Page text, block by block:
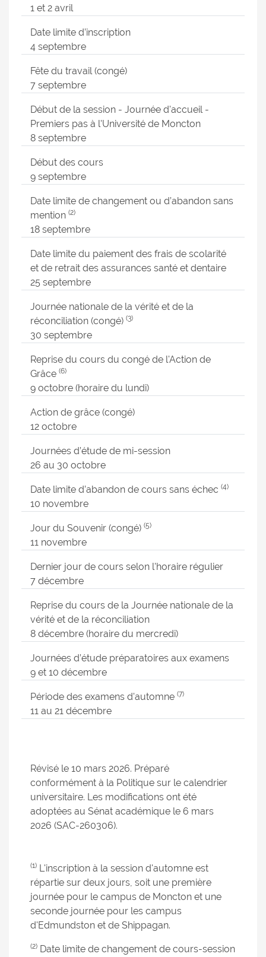
1 et 2 avril
Date limite d’inscription
4 septembre
Fête du travail (congé)
7 septembre
Début de la session - Journée d'accueil -
Premiers pas à l'Université de Moncton
8 septembre
Début des cours
9 septembre
Date limite de changement ou d’abandon sans
mention (2)
18 septembre
Date limite du paiement des frais de scolarité
et de retrait des assurances santé et dentaire
25 septembre
Journée nationale de la vérité et de la
réconciliation (congé) (3)
30 septembre
Reprise du cours du congé de l'Action de
Grâce (6)
9 octobre (horaire du lundi)
Action de grâce (congé)
12 octobre
Journées d’étude de mi-session
26 au 30 octobre
Date limite d’abandon de cours sans échec (4)
10 novembre
Jour du Souvenir (congé) (5)
11 novembre
Dernier jour de cours selon l'horaire régulier
7 décembre
Reprise du cours de la Journée nationale de la
vérité et de la réconciliation
8 décembre (horaire du mercredi)
Journées d’étude préparatoires aux examens
9 et 10 décembre
Période des examens d'automne (7)
11 au 21 décembre
Révisé le 10 mars 2026. Préparé
conformément à la Politique sur le calendrier
universitaire. Les modifications ont été
adoptées au Sénat académique le 6 mars
2026 (SAC-260306).
(1) L'inscription à la session d'automne est
répartie sur deux jours, soit une première
journée pour le campus de Moncton et une
seconde journée pour les campus
d'Edmundston et de Shippagan.
(2) Date limite de changement de cours-session